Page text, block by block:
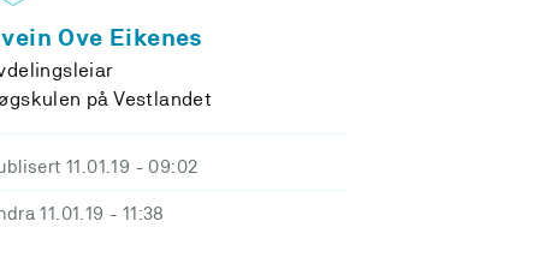
Ove Eikenes
på Vestlandet
11.01.19 - 09:02
11.01.19 - 11:38